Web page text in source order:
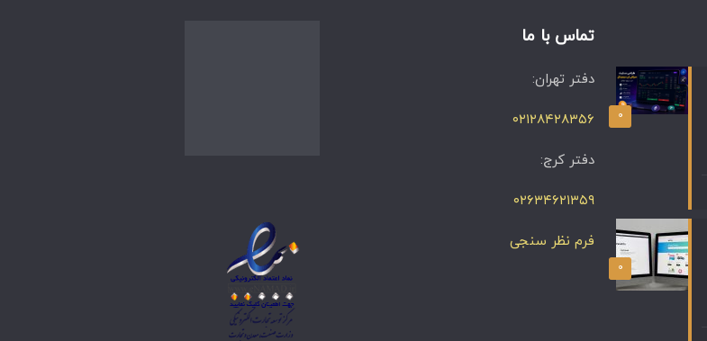
۰
۰
تماس با ما
دفتر تهران:
۰۲۱۲۸۴۲۸۳۵۶
دفتر کرج:
۰۲۶۳۴۶۲۱۳۵۹
فرم نظر سنجی